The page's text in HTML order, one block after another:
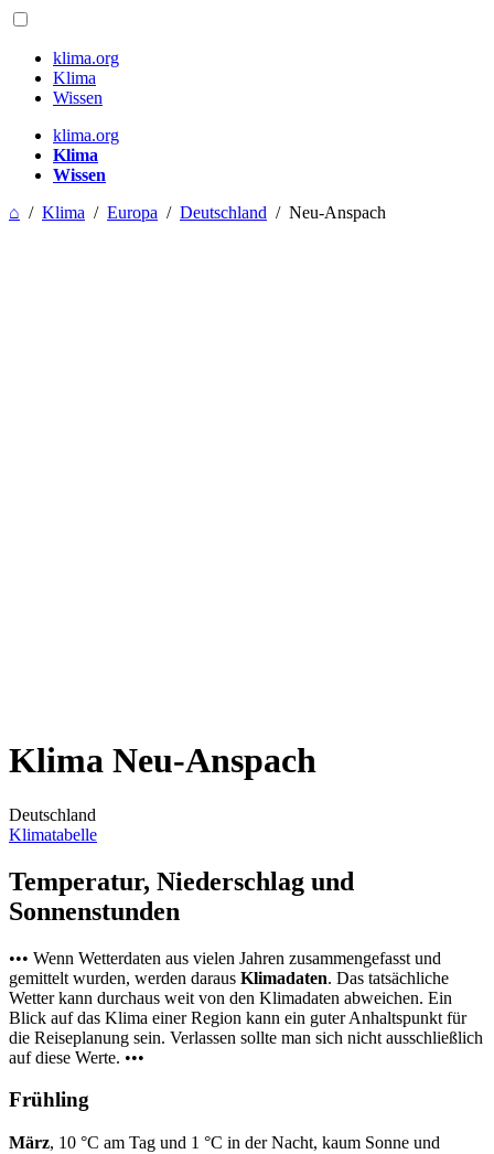
klima.org
Klima
Wissen
klima.org
Klima
Wissen
⌂ / Klima / Europa / Deutschland / Neu-Anspach
Klima Neu-Anspach
Deutschland
Klimatabelle
Temperatur, Niederschlag und
Sonnenstunden
••• Wenn Wetterdaten aus vielen Jahren zusammengefasst und
gemittelt wurden, werden daraus Klimadaten. Das tatsächliche
Wetter kann durchaus weit von den Klimadaten abweichen. Ein
Blick auf das Klima einer Region kann ein guter Anhaltspunkt für
die Reiseplanung sein. Verlassen sollte man sich nicht ausschließlich
auf diese Werte. •••
Frühling
März, 10 °C am Tag und 1 °C in der Nacht, kaum Sonne und